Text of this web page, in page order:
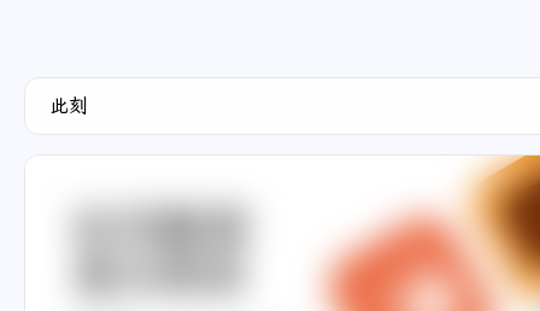
此刻
松花酿酒
春水煎茶